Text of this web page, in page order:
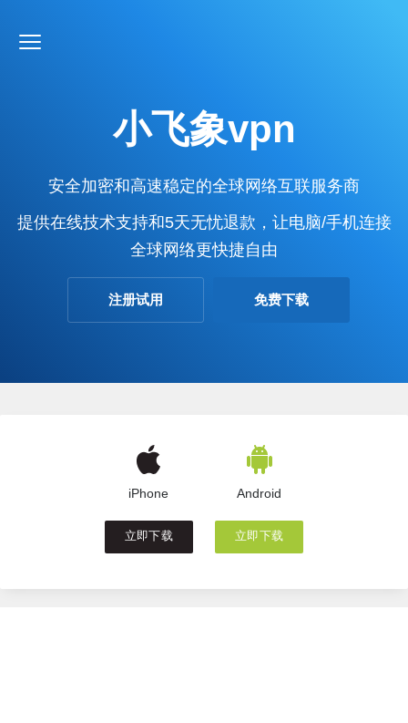
小飞象vpn
安全加密和高速稳定的全球网络互联服务商
提供在线技术支持和5天无忧退款，让电脑/手机连接
全球网络更快捷自由
注册试用 免费下载
iPhone
立即下载
Android
立即下载